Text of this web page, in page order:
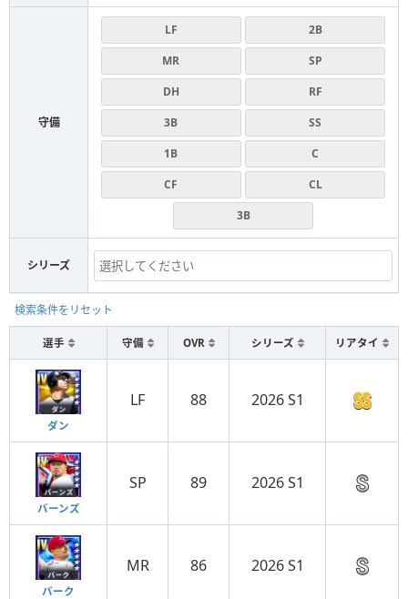
守備
LF
2B
MR
SP
DH
RF
3B
SS
1B
C
CF
CL
3B
シリーズ
検索条件をリセット
選手 守備 OVR シリーズ リアタイ
ダン
LF 88 2026 S1
バーンズ
SP 89 2026 S1
バーク
MR 86 2026 S1